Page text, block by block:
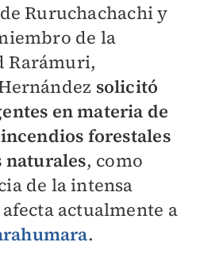
Ruruchachachi y
de la
Rarámuri,
solicitó
en materia de
forestales
naturales, como
de la intensa
actualmente a
.